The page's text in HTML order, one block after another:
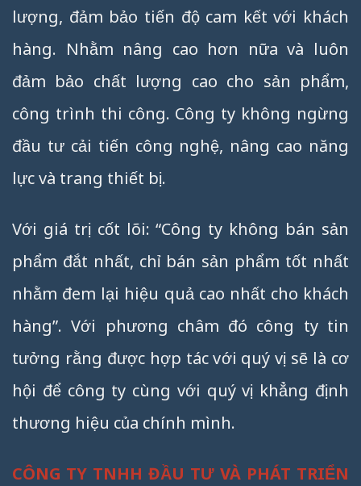
lượng, đảm bảo tiến độ cam kết với khách
hàng. Nhằm nâng cao hơn nữa và luôn
đảm bảo chất lượng cao cho sản phẩm,
công trình thi công. Công ty không ngừng
đầu tư cải tiến công nghệ, nâng cao năng
lực và trang thiết bị.
Với giá trị cốt lõi: “Công ty không bán sản
phẩm đắt nhất, chỉ bán sản phẩm tốt nhất
nhằm đem lại hiệu quả cao nhất cho khách
hàng”. Với phương châm đó công ty tin
tưởng rằng được hợp tác với quý vị sẽ là cơ
hội để công ty cùng với quý vị khẳng định
thương hiệu của chính mình.
CÔNG TY TNHH ĐẦU TƯ VÀ PHÁT TRIỂN